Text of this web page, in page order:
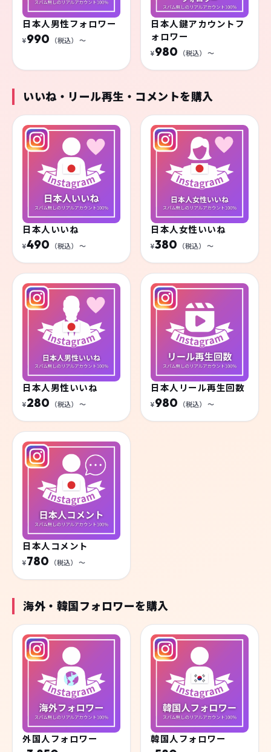
日本人男性フォロワー
¥990 （税込） 〜
日本人鍵アカウントフ
ォロワー
¥980 （税込） 〜
いいね・リール再生・コメントを購入
日本人いいね
¥490 （税込） 〜
日本人女性いいね
¥380 （税込） 〜
日本人男性いいね
¥280 （税込） 〜
日本人リール再生回数
¥980 （税込） 〜
日本人コメント
¥780 （税込） 〜
海外・韓国フォロワーを購入
外国人フォロワー 韓国人フォロワー